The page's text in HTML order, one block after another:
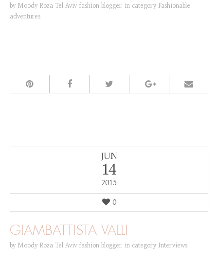
by Moody Roza Tel Aviv fashion blogger, in category Fashionable
adventures
JUN
14
2015
0
GIAMBATTISTA VALLI
by Moody Roza Tel Aviv fashion blogger, in category Interviews